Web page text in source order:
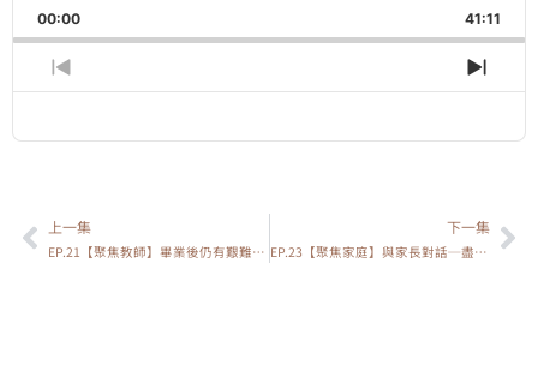
Rate
Forward
00:00 41:11
Previous
Episode
Episodes
Next
Podcast
上一頁
上一集
EP.21【聚焦教師】畢業後仍有艱難挑戰的學生，老師送上的祝福是？
下一集
EP.23【聚焦家庭】與家長對話─盡心盡力的母親，怎麼了？！下